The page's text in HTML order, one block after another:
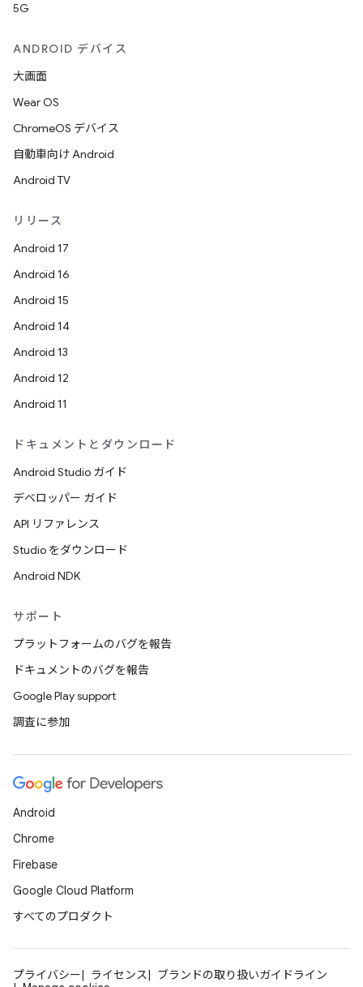
5G
ANDROID デバイス
大画面
Wear OS
ChromeOS デバイス
自動車向け Android
Android TV
リリース
Android 17
Android 16
Android 15
Android 14
Android 13
Android 12
Android 11
ドキュメントとダウンロード
Android Studio ガイド
デベロッパー ガイド
API リファレンス
Studio をダウンロード
Android NDK
サポート
プラットフォームのバグを報告
ドキュメントのバグを報告
Google Play support
調査に参加
Android
Chrome
Firebase
Google Cloud Platform
すべてのプロダクト
プライバシー ライセンス
ブランドの取り扱いガイドライン